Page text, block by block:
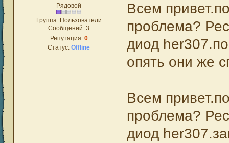
Рядовой
Группа: Пользователи
Сообщений: 3
Репутация: 0
Статус: Offline
Всем
проблема?
диод
опять они же
Всем
проблема?
диод